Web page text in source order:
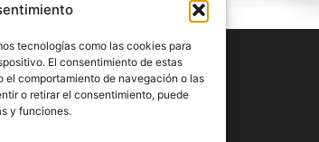
tecnologías como las cookies para
El consentimiento de estas
el comportamiento de navegación o las
o retirar el consentimiento, puede
y funciones.